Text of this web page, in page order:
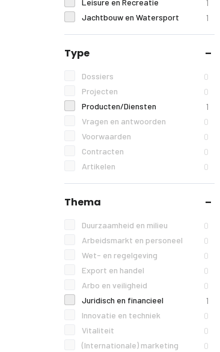
Leisure en Recreatie 1
Jachtbouw en Watersport 1
Type
Dossiers 0
Projecten 0
Producten/Diensten 1
Vragen en antwoorden 0
Voorwaarden 0
Contracten 0
Artikelen 0
Thema
Duurzaamheid en milieu 0
Arbeidsmarkt en personeel 0
Wet- en regelgeving 0
Export en handel 0
Arbo en veiligheid 0
Juridisch en financieel 1
Innovatie en techniek 0
Vitaliteit 0
(Internationale) marketing 0